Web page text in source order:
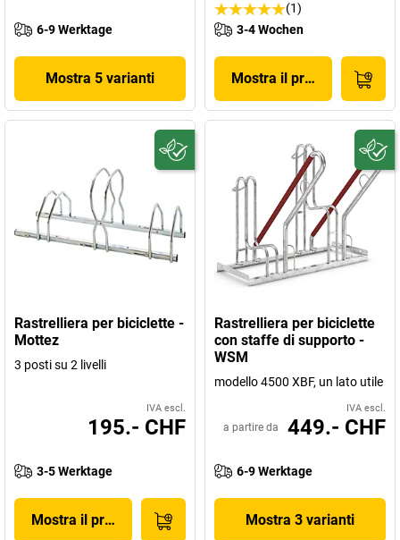
6-9 Werktage
Mostra 5 varianti
(1)
3-4 Wochen
Mostra il prodotto
Rastrelliera per biciclette -
Mottez
3 posti su 2 livelli
IVA escl.
195.- CHF
3-5 Werktage
Mostra il prodotto
Rastrelliera per biciclette
con staffe di supporto -
WSM
modello 4500 XBF, un lato utile
IVA escl.
a partire da 449.- CHF
6-9 Werktage
Mostra 3 varianti